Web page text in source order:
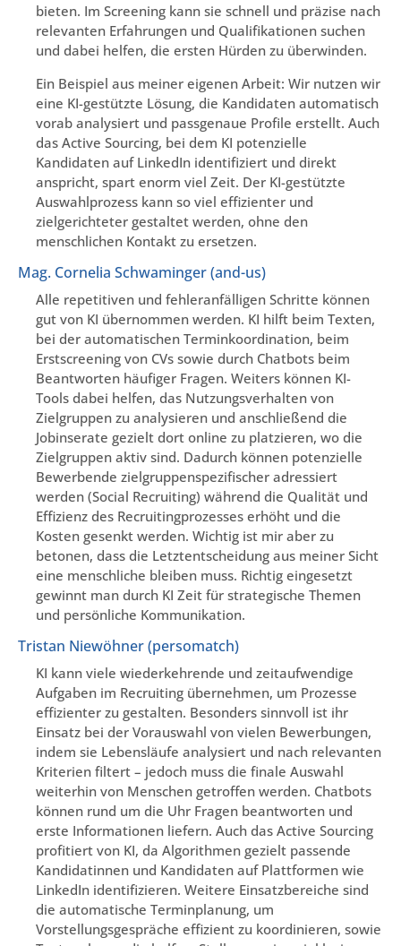
bieten. Im Screening kann sie schnell und präzise nach
relevanten Erfahrungen und Qualifikationen suchen
und dabei helfen, die ersten Hürden zu überwinden.
Ein Beispiel aus meiner eigenen Arbeit: Wir nutzen wir
eine KI-gestützte Lösung, die Kandidaten automatisch
vorab analysiert und passgenaue Profile erstellt. Auch
das Active Sourcing, bei dem KI potenzielle
Kandidaten auf LinkedIn identifiziert und direkt
anspricht, spart enorm viel Zeit. Der KI-gestützte
Auswahlprozess kann so viel effizienter und
zielgerichteter gestaltet werden, ohne den
menschlichen Kontakt zu ersetzen.
Mag. Cornelia Schwaminger (and-us)
Alle repetitiven und fehleranfälligen Schritte können
gut von KI übernommen werden. KI hilft beim Texten,
bei der automatischen Terminkoordination, beim
Erstscreening von CVs sowie durch Chatbots beim
Beantworten häufiger Fragen. Weiters können KI-
Tools dabei helfen, das Nutzungsverhalten von
Zielgruppen zu analysieren und anschließend die
Jobinserate gezielt dort online zu platzieren, wo die
Zielgruppen aktiv sind. Dadurch können potenzielle
Bewerbende zielgruppenspezifischer adressiert
werden (Social Recruiting) während die Qualität und
Effizienz des Recruitingprozesses erhöht und die
Kosten gesenkt werden. Wichtig ist mir aber zu
betonen, dass die Letztentscheidung aus meiner Sicht
eine menschliche bleiben muss. Richtig eingesetzt
gewinnt man durch KI Zeit für strategische Themen
und persönliche Kommunikation.
Tristan Niewöhner (persomatch)
KI kann viele wiederkehrende und zeitaufwendige
Aufgaben im Recruiting übernehmen, um Prozesse
effizienter zu gestalten. Besonders sinnvoll ist ihr
Einsatz bei der Vorauswahl von vielen Bewerbungen,
indem sie Lebensläufe analysiert und nach relevanten
Kriterien filtert – jedoch muss die finale Auswahl
weiterhin von Menschen getroffen werden. Chatbots
können rund um die Uhr Fragen beantworten und
erste Informationen liefern. Auch das Active Sourcing
profitiert von KI, da Algorithmen gezielt passende
Kandidatinnen und Kandidaten auf Plattformen wie
LinkedIn identifizieren. Weitere Einsatzbereiche sind
die automatische Terminplanung, um
Vorstellungsgespräche effizient zu koordinieren, sowie